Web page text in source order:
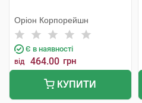
Оріон Корпорейшн
Є в наявності
від 464.00 грн
КУПИТИ